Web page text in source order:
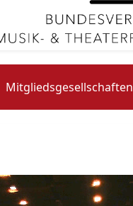
Mitgliedsgesellschaften